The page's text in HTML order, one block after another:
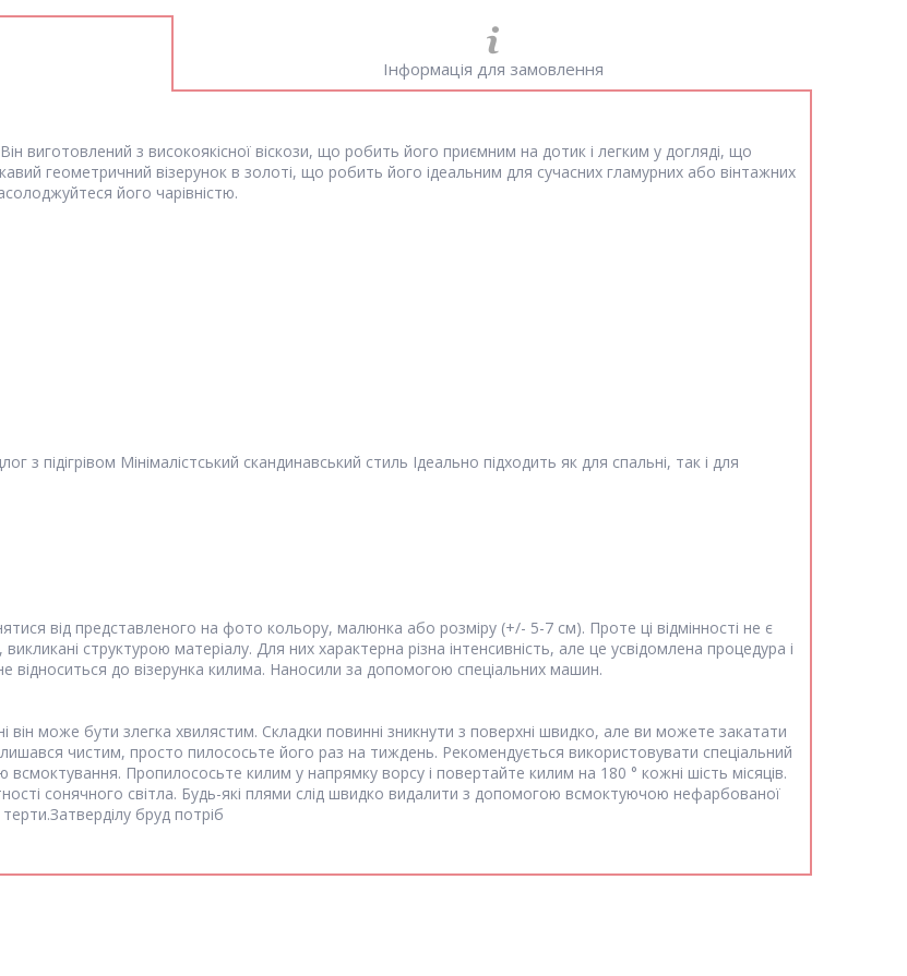
Інформація для замовлення
виготовлений з високоякісної віскози, що робить його приємним на дотик і легким у догляді, що
геометричний візерунок в золоті, що робить його ідеальним для сучасних гламурних або вінтажних
його чарівністю.
з підігрівом Мінімалістський скандинавський стиль Ідеально підходить як для спальні, так і для
від представленого на фото кольору, малюнка або розміру (+/- 5-7 см). Проте ці відмінності не є
структурою матеріалу. Для них характерна різна інтенсивність, але це усвідомлена процедура і
відноситься до візерунка килима. Наносили за допомогою спеціальних машин.
може бути злегка хвилястим. Складки повинні зникнути з поверхні швидко, але ви можете закатати
чистим, просто пилососьте його раз на тиждень. Рекомендується використовувати спеціальний
Пропилососьте килим у напрямку ворсу і повертайте килим на 180 ° кожні шість місяців.
сонячного світла. Будь-які плями слід швидко видалити з допомогою всмоктуючою нефарбованої
бруд потріб